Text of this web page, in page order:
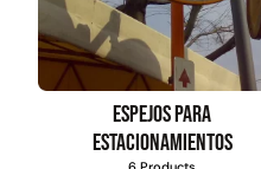
Espejos para
estacionamientos